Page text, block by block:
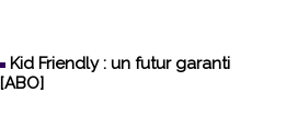
Kid Friendly : un futur garanti
[ABO]